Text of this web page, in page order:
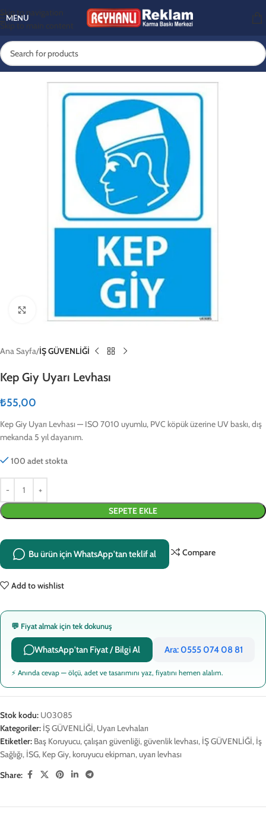
Skip to navigation
Skip to main content
MENU
Ana Sayfa İŞ GÜVENLİĞİ
Kep Giy Uyarı Levhası
₺55,00
Kep Giy Uyarı Levhası — ISO 7010 uyumlu, PVC köpük üzerine UV baskı, dış
mekanda 5 yıl dayanım.
100 adet stokta
SEPETE EKLE
Bu ürün için WhatsApp'tan teklif al Compare
Add to wishlist
💬 Fiyat almak için tek dokunuş
WhatsApp'tan Fiyat / Bilgi Al Ara: 0555 074 08 81
⚡ Anında cevap — ölçü, adet ve tasarımını yaz, fiyatını hemen alalım.
Stok kodu: U03085
Kategoriler: İŞ GÜVENLİĞİ, Uyarı Levhaları
Etiketler: Baş Koruyucu,çalışan güvenliği,güvenlik levhası, İŞ GÜVENLİĞİ, İş
Sağlığı, İSG, Kep Giy, koruyucu ekipman,uyarı levhası
Share: